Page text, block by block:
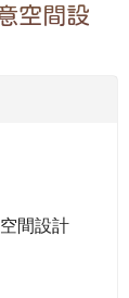
空間設
間設計